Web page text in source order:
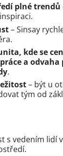
plné trendů
– Sinsay
kde se
a odvaha
.
– být u
tým od
s vedením lidí